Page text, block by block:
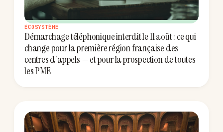
ÉCOSYSTÈME
Démarchage téléphonique interdit le 11 août : ce qui
change pour la première région française des
centres d'appels — et pour la prospection de toutes
les PME